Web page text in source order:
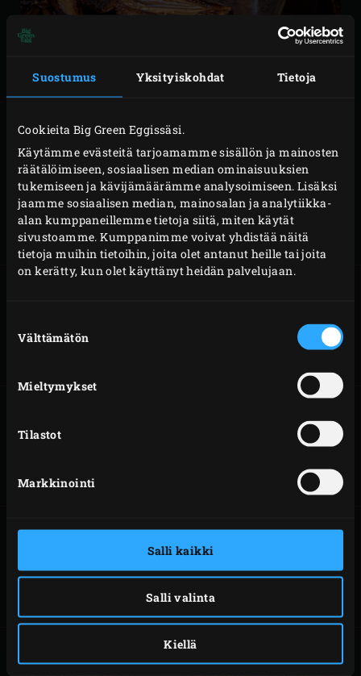
Suostumus Yksityiskohdat Tietoja
Cookieita Big Green Eggissäsi.
Käytämme evästeitä tarjoamamme sisällön ja mainosten
räätälöimiseen, sosiaalisen median ominaisuuksien
tukemiseen ja kävijämäärämme analysoimiseen. Lisäksi
jaamme sosiaalisen median, mainosalan ja analytiikka-
alan kumppaneillemme tietoja siitä, miten käytät
sivustoamme. Kumppanimme voivat yhdistää näitä
tietoja muihin tietoihin, joita olet antanut heille tai joita
on kerätty, kun olet käyttänyt heidän palvelujaan.
valinta
Välttämätön
Mieltymykset
Tilastot
Markkinointi
Salli kaikki
Salli valinta
Kiellä
KOMBINAATIOT
Paahdetut salotit sopivat lähes kaikkien liha-, kala ja
kasvisruokalajien lisukkeeksi. Erityisen hyvin ne
soveltuvat tarjottavaksi seuraavien reseptien kera:
VASIKAN
ENTRECOTE
TOURNEDOS
PEKONILLA JA
PUUTARHAYRTEILLÄ
GRILLATUT
CHUTNEYLLÄ
ENTRECOTE
GRILLATTU ANKANRINTAA